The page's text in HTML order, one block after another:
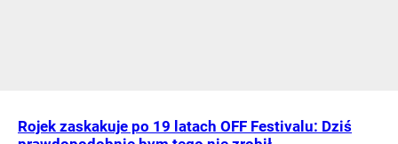
Rojek zaskakuje po 19 latach OFF Festivalu: Dziś